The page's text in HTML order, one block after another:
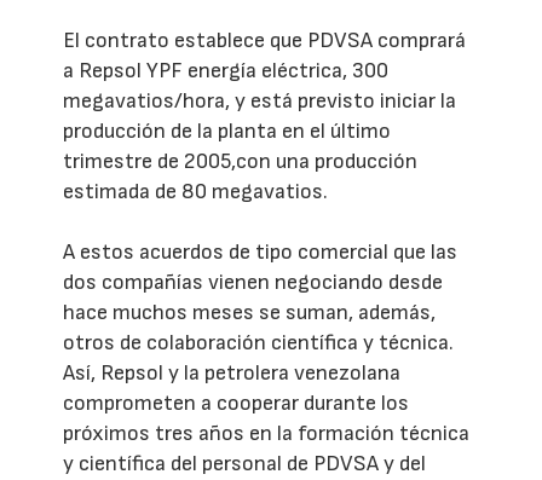
El contrato establece que PDVSA comprará
a Repsol YPF energía eléctrica, 300
megavatios/hora, y está previsto iniciar la
producción de la planta en el último
trimestre de 2005,con una producción
estimada de 80 megavatios.
A estos acuerdos de tipo comercial que las
dos compañías vienen negociando desde
hace muchos meses se suman, además,
otros de colaboración científica y técnica.
Así, Repsol y la petrolera venezolana
comprometen a cooperar durante los
próximos tres años en la formación técnica
y científica del personal de PDVSA y del